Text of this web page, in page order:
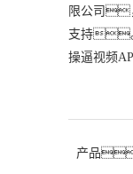
限公司
支持
操逼视频
产品